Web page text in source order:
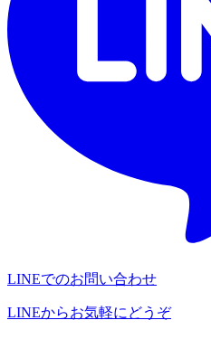
LINEでのお問い合わせ
LINEからお気軽にどうぞ